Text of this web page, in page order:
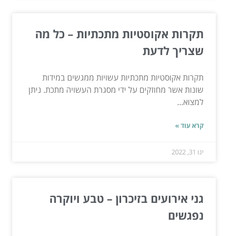
תקרות אקוסטיות מתכתיות – כל מה
שצריך לדעת
תקרות אקוסטיות מתכתיות עשויות ממגשים במידות
שונות אשר מחוזקים על ידי מסגרת העשויה מתכת. ניתן
למצוא...
קרא עוד »
ינו 31, 2022
גני אירועים בזיכרון – טבע ויוקרה
נפגשים